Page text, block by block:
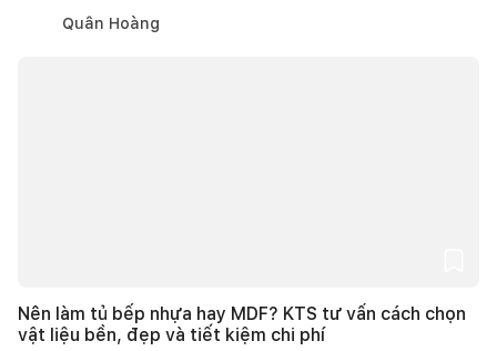
Quân Hoàng
Nên làm tủ bếp nhựa hay MDF? KTS tư vấn cách chọn
vật liệu bền, đẹp và tiết kiệm chi phí